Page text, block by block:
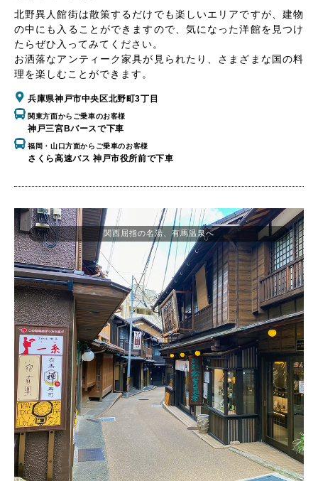
北野異人館街は散策するだけでも楽しいエリアですが、建物
の中にも入ることができますので、気になった洋館を見つけ
たらぜひ入ってみてください。
お洒落なアンティーク家具が見られたり、さまざまな国の料
理を楽しむことができます。
兵庫県神戸市中央区北野町3丁目
関東方面からご乗車のお客様
神戸三宮Bバースで下車
福岡・山口方面からご乗車のお客様
さくら高速バス 神戸市役所前で下車
関西屈指の名湯、有馬温泉へ